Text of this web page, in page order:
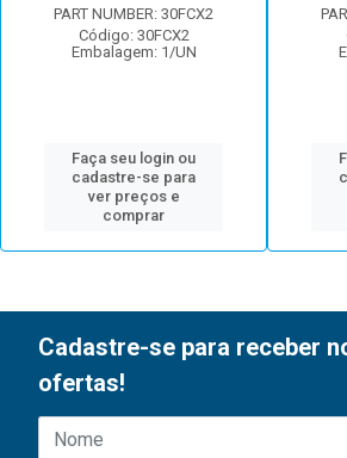
PART NUMBER: 30FCX2
Código: 30FCX2
Embalagem: 1/UN
Faça seu login ou
cadastre-se para
ver preços e
comprar
Cadastre-se para receber
ofertas!